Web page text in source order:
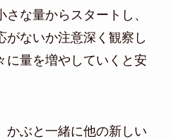
な量からスタートし、
がないか注意深く観察し
に量を増やしていくと安
かぶと一緒に他の新しい